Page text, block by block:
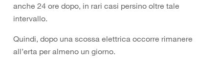
anche 24 ore dopo, in rari casi persino oltre tale
intervallo.
Quindi, dopo una scossa elettrica occorre rimanere
all’erta per almeno un giorno.